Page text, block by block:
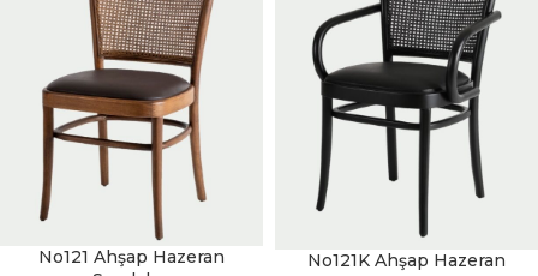
No121 Ahşap Hazeran
No121K Ahşap Hazeran